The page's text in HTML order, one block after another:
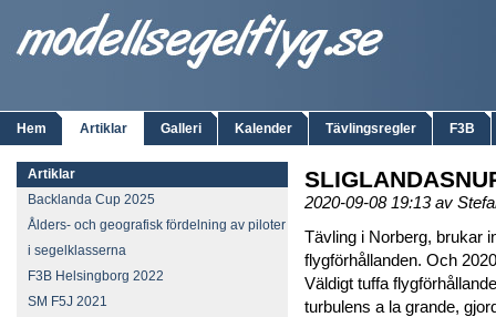
Hem Artiklar Galleri Kalender Tävlingsregler F3B
Artiklar
Backlanda Cup 2025
Ålders- och geografisk fördelning av piloter
i segelklasserna
F3B Helsingborg 2022
SM F5J 2021
2020-09-08 19:13 av
Tävling i Norberg, brukar
flygförhållanden. Och
Väldigt tuffa
turbulens a la grande,